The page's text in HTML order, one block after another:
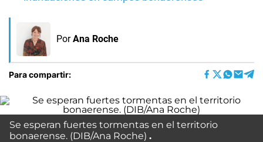
Por Ana Roche
Para compartir:
Se esperan fuertes tormentas en el territorio
bonaerense. (DIB/Ana Roche)